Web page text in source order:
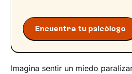
Experiencias traumáticas
Personalidad y factores
Estrés y hábitos de vida
Encuentra tu psicólogo
Imagina sentir un miedo